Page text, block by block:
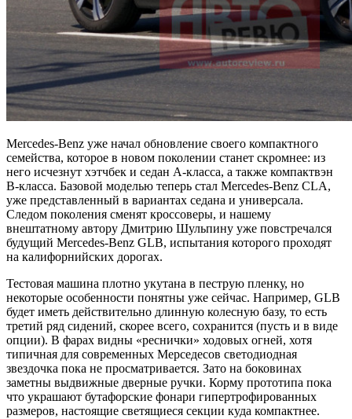
Mercedes-Benz уже начал обновление своего компактного
семейства, которое в новом поколении станет скромнее: из
него исчезнут хэтчбек и седан A-класса, а также компактвэн
B-класса. Базовой моделью теперь стал Mercedes-Benz CLA,
уже представленный в вариантах седана и универсала.
Следом поколения сменят кроссоверы, и нашему
внештатному автору Дмитрию Шульпину уже повстречался
будущий Mercedes-Benz GLB, испытания которого проходят
на калифорнийских дорогах.
Тестовая машина плотно укутана в пеструю пленку, но
некоторые особенности понятны уже сейчас. Например, GLB
будет иметь действительно длинную колесную базу, то есть
третий ряд сидений, скорее всего, сохранится (пусть и в виде
опции). В фарах видны «реснички» ходовых огней, хотя
типичная для современных Мерседесов светодиодная
звездочка пока не просматривается. Зато на боковинах
заметны выдвижные дверные ручки. Корму прототипа пока
что украшают бутафорские фонари гипертрофированных
размеров, настоящие светящиеся секции куда компактнее.